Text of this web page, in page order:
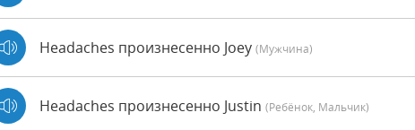
Headaches произнесенно Joey (мужчина)
Headaches произнесенно Justin (Ребёнок, Мальчик)